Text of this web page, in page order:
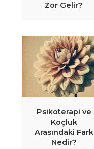
Zor Gelir?
Psikoterapi ve
Koçluk
Arasındaki Fark
Nedir?